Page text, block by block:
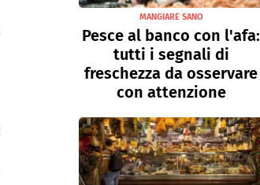
MANGIARE SANO
Pesce al banco con l'afa:
tutti i segnali di
freschezza da osservare
con attenzione